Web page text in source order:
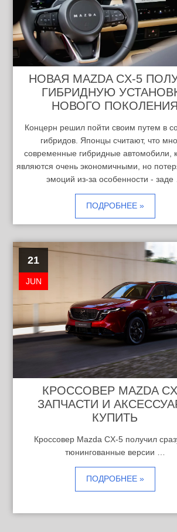
НОВАЯ MAZDA CX-5
ГИБРИДНУЮ
НОВОГО ПОКОЛЕНИЯ
Концерн решил пойти своим путем в
гибридов. Японцы считают, что
современные гибридные автомобили,
являются очень экономичными, но
эмоций из-за особенности -
ПОДРОБНЕЕ »
21
JUN
КРОССОВЕР MAZDA
ЗАПЧАСТИ И
КУПИТЬ
Кроссовер Mazda CX-5 получил
тюнингованные версии …
ПОДРОБНЕЕ »